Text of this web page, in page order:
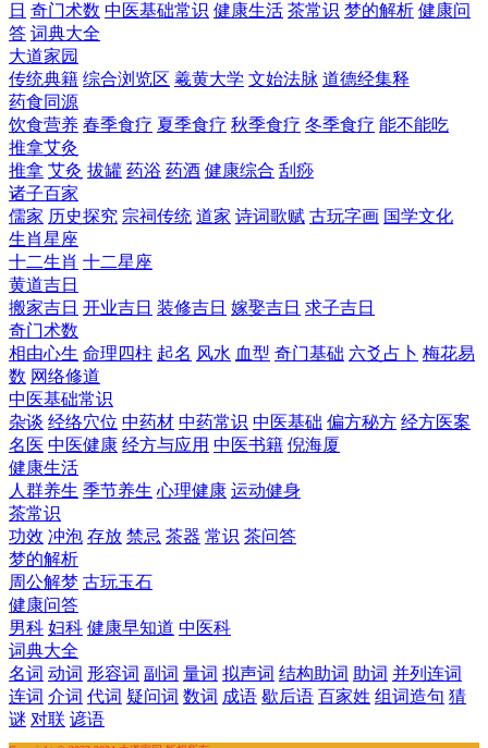
日 奇门术数 中医基础常识 健康生活 茶常识 梦的解析 健康问
答 词典大全
大道家园
传统典籍 综合浏览区 羲黄大学 文始法脉 道德经集释
药食同源
饮食营养 春季食疗 夏季食疗 秋季食疗 冬季食疗 能不能吃
推拿艾灸
推拿 艾灸 拔罐 药浴 药酒 健康综合 刮痧
诸子百家
儒家 历史探究 宗祠传统 道家 诗词歌赋 古玩字画 国学文化
生肖星座
十二生肖 十二星座
黄道吉日
搬家吉日 开业吉日 装修吉日 嫁娶吉日 求子吉日
奇门术数
相由心生 命理四柱 起名 风水 血型 奇门基础 六爻占卜 梅花易
数 网络修道
中医基础常识
杂谈 经络穴位 中药材 中药常识 中医基础 偏方秘方 经方医案
名医 中医健康 经方与应用 中医书籍 倪海厦
健康生活
人群养生 季节养生 心理健康 运动健身
茶常识
功效 冲泡 存放 禁忌 茶器 常识 茶问答
梦的解析
周公解梦 古玩玉石
健康问答
男科 妇科 健康早知道 中医科
词典大全
名词 动词 形容词 副词 量词 拟声词 结构助词 助词 并列连词
连词 介词 代词 疑问词 数词 成语 歇后语 百家姓 组词造句 猜
谜 对联 谚语